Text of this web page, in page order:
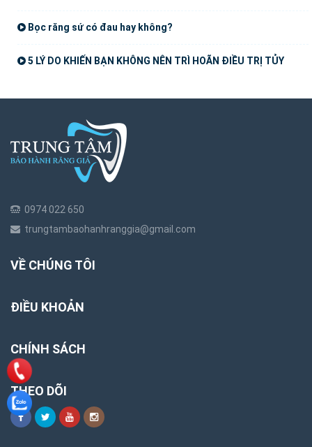
Bọc răng sứ có đau hay không?
5 LÝ DO KHIẾN BẠN KHÔNG NÊN TRÌ HOÃN ĐIỀU TRỊ TỦY
0974 022 650
trungtambaohanhranggia@gmail.com
VỀ CHÚNG TÔI
ĐIỀU KHOẢN
CHÍNH SÁCH
THEO DÕI